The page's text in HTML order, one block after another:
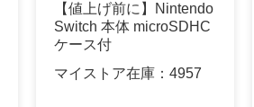
【値上げ前に】Nintendo
Switch 本体 microSDHC
ケース付
マイストア在庫： 4957